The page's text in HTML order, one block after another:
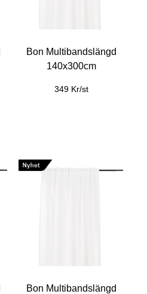
Bon Multibandslängd
140x300cm
349 Kr/st
Bon Multibandslängd